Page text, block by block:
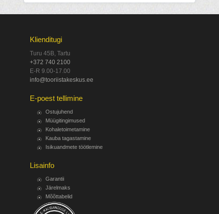
Klienditugi
Turu 45B, Tartu
+372 740 2100
E-R 9.00-17.00
info@tooriistakeskus.ee
E-poest tellimine
Ostujuhend
Müügitingimused
Kohaletoimetamine
Kauba tagastamine
Isikuandmete töötlemine
Lisainfo
Garantii
Järelmaks
Mõõttabelid